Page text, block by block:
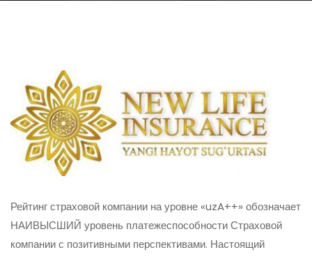
Рейтинг страховой компании на уровне «uzA++» обозначает
НАИВЫСШИЙ уровень платежеспособности Страховой
компании с позитивными перспективами. Настоящий